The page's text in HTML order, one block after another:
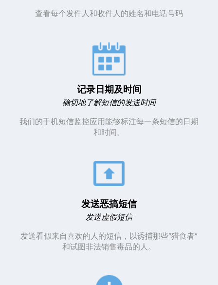
查看每个发件人和收件人的姓名和电话号码
记录日期及时间
确切地了解短信的发送时间
我们的手机短信监控应用能够标注每一条短信的日期
和时间。
发送恶搞短信
发送虚假短信
发送看似来自喜欢的人的短信，以诱捕那些“猎食者”
和试图非法销售毒品的人。